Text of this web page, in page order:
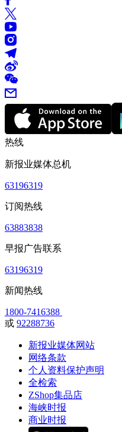
热线
新报业媒体总机
63196319
订阅热线
63883838
早报广告联系
63196319
新闻热线
1800-7416388
或 92288736
新报业媒体网站
网络条款
个人资料保护声明
全检索
ZShop集品店
海峡时报
商业时报